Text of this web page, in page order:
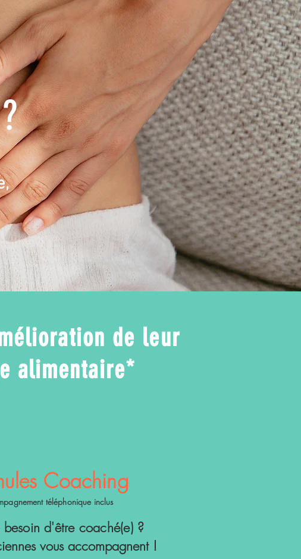
de leur
alimentaire*
Coaching
téléphonique inclus
besoin d'être coaché(e) ?
vous accompagnent !